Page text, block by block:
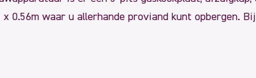
0.56m waar u allerhande proviand kunt opbergen.